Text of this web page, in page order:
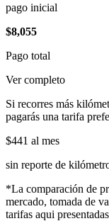
pago inicial
$8,055
Pago total
Ver completo
Si recorres más
pagarás una tarifa
$441 al mes
sin reporte de
*La comparación de
mercado, tomada de
tarifas aqui